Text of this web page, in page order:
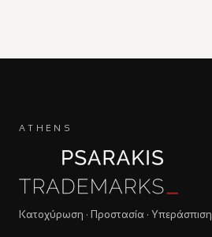
ATHENS
Κατοχύρωση · Προστασία · Υπεράσπιση